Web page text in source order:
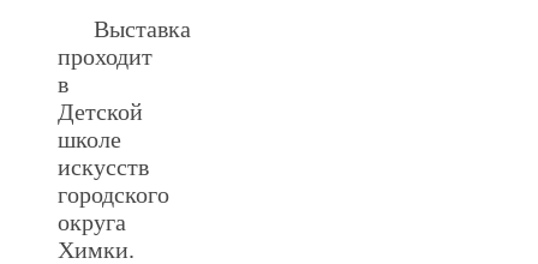
Выставка
проходит
в
Детской
школе
искусств
городского
округа
Химки.